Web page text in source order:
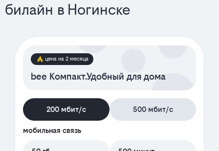
билайн в Ногинске
цена на 2 месяца
bee Компакт.Удобный для дома
200 мбит/с 500 мбит/с
мобильная связь